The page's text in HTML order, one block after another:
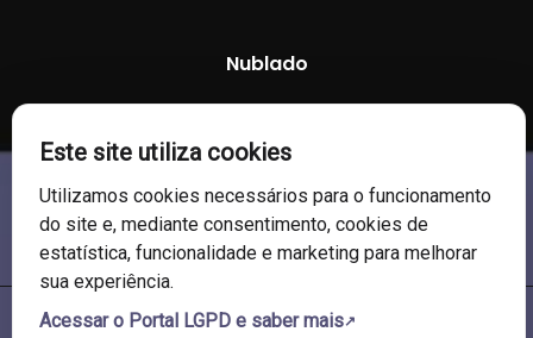
Nublado
95 % 1012 mb
Este site utiliza cookies
Utilizamos cookies necessários para o funcionamento
do site e, mediante consentimento, cookies de
estatística, funcionalidade e marketing para melhorar
sua experiência.
Acessar o Portal LGPD e saber mais